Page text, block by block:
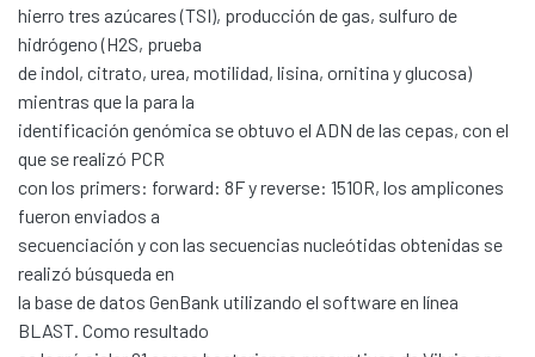
hierro tres azúcares (TSI), producción de gas, sulfuro de
hidrógeno (H2S, prueba
de indol, citrato, urea, motilidad, lisina, ornitina y glucosa)
mientras que la para la
identificación genómica se obtuvo el ADN de las cepas, con el
que se realizó PCR
con los primers: forward: 8F y reverse: 1510R, los amplicones
fueron enviados a
secuenciación y con las secuencias nucleótidas obtenidas se
realizó búsqueda en
la base de datos GenBank utilizando el software en línea
BLAST. Como resultado